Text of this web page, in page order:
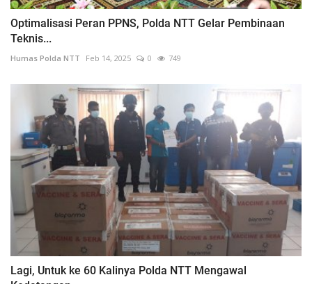
Optimalisasi Peran PPNS, Polda NTT Gelar Pembinaan
Teknis...
Humas Polda NTT Feb 14, 2025 0 749
Lagi, Untuk ke 60 Kalinya Polda NTT Mengawal